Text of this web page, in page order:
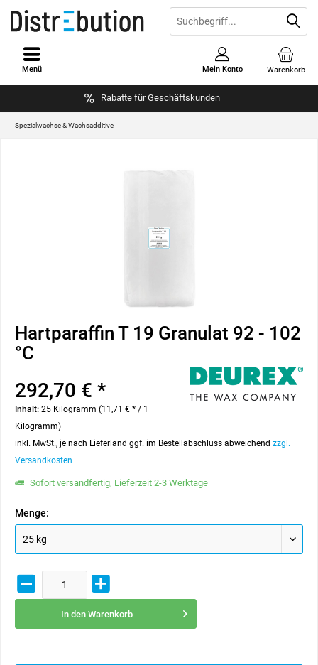
Rabatte für Geschäftskunden
Warenkorb
Mein Konto
Menü
Spezialwachse & Wachsadditive
Hartparaffin T 19 Granulat 92 - 102
°C
292,70 € *
Inhalt: 25 Kilogramm (11,71 € * / 1
Kilogramm)
inkl. MwSt., je nach Lieferland ggf. im Bestellabschluss abweichend zzgl.
Versandkosten
Sofort versandfertig, Lieferzeit 2-3 Werktage
Menge:
In den Warenkorb